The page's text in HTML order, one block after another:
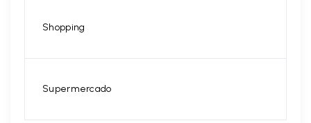
Shopping
Supermercado